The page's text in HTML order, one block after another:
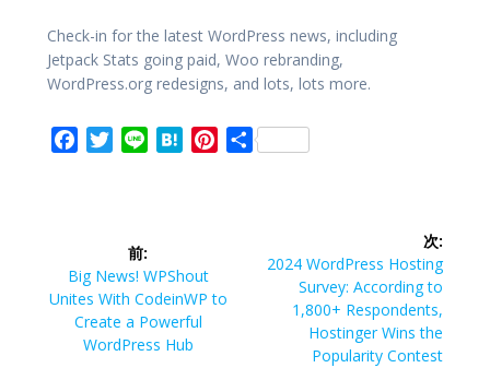
Check-in for the latest WordPress news, including
Jetpack Stats going paid, Woo rebranding,
WordPress.org redesigns, and lots, lots more.
o
o
k
e
r
H
a
e
共
ナ
前:
前
の
投
稿:
Big News! WPShout
Unites With CodeinWP to
Create a Powerful
WordPress Hub
次:
次
2024 WordPress Hosting
Survey: According to
1,800+ Respondents,
Hostinger Wins the
Popularity Contest